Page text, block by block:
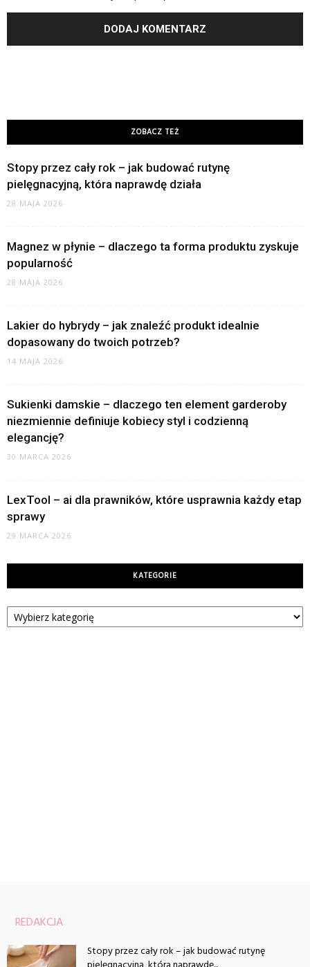
ZOBACZ TEŻ
Stopy przez cały rok – jak budować rutynę
pielęgnacyjną, która naprawdę działa
28 MAJA 2026
Magnez w płynie – dlaczego ta forma produktu zyskuje
popularność
28 MAJA 2026
Lakier do hybrydy – jak znaleźć produkt idealnie
dopasowany do twoich potrzeb?
14 MAJA 2026
Sukienki damskie – dlaczego ten element garderoby
niezmiennie definiuje kobiecy styl i codzienną
elegancję?
30 MARCA 2026
LexTool – ai dla prawników, które usprawnia każdy etap
sprawy
29 MARCA 2026
KATEGORIE
Kategorie
REDAKCJA
Stopy przez cały rok – jak budować rutynę